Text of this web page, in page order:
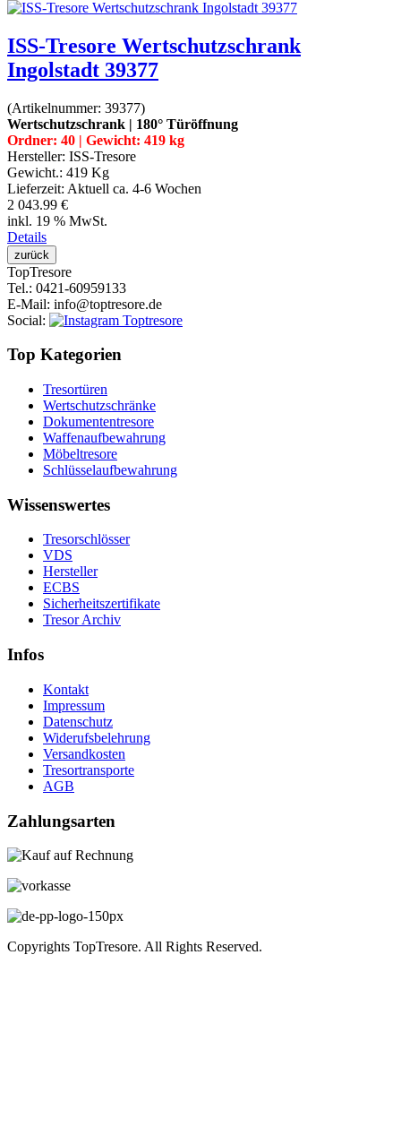
ISS-Tresore Wertschutzschrank
Ingolstadt 39377
(Artikelnummer: 39377)
Wertschutzschrank | 180° Türöffnung
Ordner: 40 | Gewicht: 419 kg
Hersteller: ISS-Tresore
Gewicht.: 419 Kg
Lieferzeit: Aktuell ca. 4-6 Wochen
2 043.99 €
inkl. 19 % MwSt.
Details
TopTresore
Tel.: 0421-60959133
E-Mail: info@toptresore.de
Social:
Top Kategorien
Tresortüren
Wertschutzschränke
Dokumententresore
Waffenaufbewahrung
Möbeltresore
Schlüsselaufbewahrung
Wissenswertes
Tresorschlösser
VDS
Hersteller
ECBS
Sicherheitszertifikate
Tresor Archiv
Infos
Kontakt
Impressum
Datenschutz
Widerufsbelehrung
Versandkosten
Tresortransporte
AGB
Zahlungsarten
Copyrights TopTresore. All Rights Reserved.